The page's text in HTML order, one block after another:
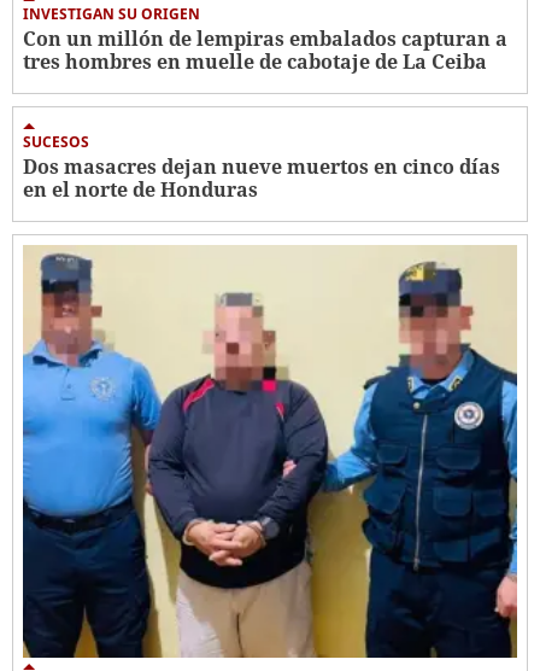
INVESTIGAN SU ORIGEN
Con un millón de lempiras embalados capturan a
tres hombres en muelle de cabotaje de La Ceiba
SUCESOS
Dos masacres dejan nueve muertos en cinco días
en el norte de Honduras